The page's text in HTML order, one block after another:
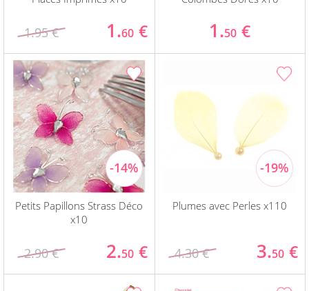
1.95 € 1.60 € 1.50 €
Petits Papillons Strass Déco
x10
2.90 € 2.50 €
Plumes avec Perles x110
4.30 € 3.50 €